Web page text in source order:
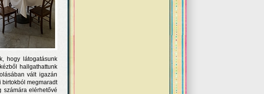
hogy látogatásunk
hallgathattunk
vált igazán
birtokból megmaradt
számára elérhetővé